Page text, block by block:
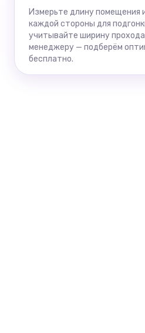
Измерьте длину помещения
каждой стороны для
учитывайте ширину
менеджеру — подберём
бесплатно.